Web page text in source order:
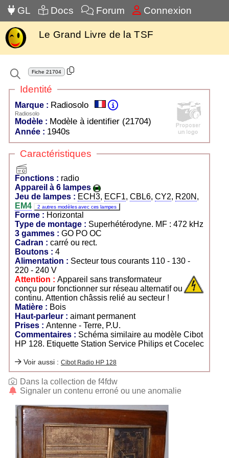
GL Docs Forum Connexion
Le Grand Livre de la TSF
Fiche 21704
Identité
Marque : Radiosolo
Radiosolo
Modèle : Modèle à identifier (21704)
Année : 1940s
Caractéristiques
Fonctions : radio
Appareil à 6 lampes
Jeu de lampes : ECH3, ECF1, CBL6, CY2, R20N ,
EM4
2 autres modèles avec ces lampes
Forme : Horizontal
Type de montage : Superhétérodyne. MF : 472 kHz
3 gammes :
GO PO OC
Cadran : carré ou rect.
Boutons : 4
Alimentation : Secteur tous courants 110 - 130 -
220 - 240 V
Attention : Appareil sans transformateur
conçu pour fonctionner sur réseau alternatif ou
continu. Attention châssis relié au secteur !
Matière : Bois
Haut-parleur : aimant permanent
Prises : Antenne - Terre, P.U.
Commentaires : Schéma similaire au modèle Cibot
HP 128. Etiquette Station Service Philips et Cocelec
Voir aussi : Cibot Radio HP 128
Dans la collection de f4fdw
Signaler un contenu erroné ou une anomalie